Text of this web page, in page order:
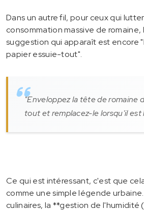
Dans un autre fil, pour ceux qui
consommation massive de romaine,
suggestion qui apparaît est encore
papier essuie-tout".
"Enveloppez la tête de romaine
tout et remplacez-le lorsqu'il est
Ce qui est intéressant, c'est que
comme une simple légende
culinaires, la **gestion de l'humidité